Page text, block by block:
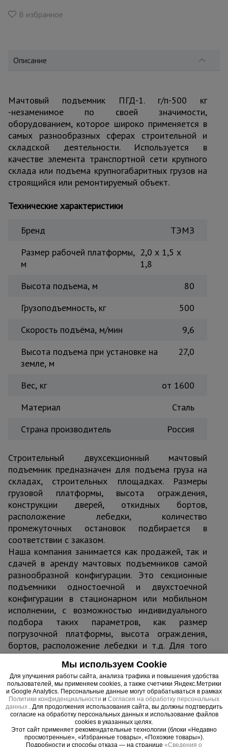
Тачки
строительные
и садовые
Лестницы
и
стремянки
Штукатурные
Сварочные
металлообработка
В избранное
Описание
Мачтовый подъемник ПГД-1. г/п-500 кг
-незаменимое по своей значимости,
оборудованием, которое широко применяется в
самых разнообразных сферах строительной и
складской деятельности. Используется в
качестве элемента транспортной сети крупного
склада или подъема крупногабаритных грузов на
строящийся или ремонтируемый объект.
Технические характеристики
Бренд
ТЭМЗ
Размер рабочей платформы,
м
2,0 х 1,5 х
1,8
Высота подъема, м
80
Грузоподъемность, кг
500
Скорость подъёма, м/мин
9,6
Высота подъема при установке на
земле, м
27,0
Вес, кг
от 1600
Материал
Сталь
Страна производитель
Россия
Строительный двухсекционный мачтовый
подъемник предназначен для подъема груза на
складах, строительных площадках. Размеры
грузовой платформы, высота ограждения,
конструкции дверей, откидных бортов,
расположение лебедки, количество
промежуточных остановок подбирается в
соответствии с заказом.
Наша компания занимается как продажей, так и
сдачей в аренду мачтовых подъемников самой
разнообразной конфигурации. Это секционные
подъемники одностоечной и двухстоечной
конфигурации в стационарном или мобильном
исполнении, с возможностью индивидуального
подбора таких параметров, как размер
погрузочной платформы, высота ограждения,
бортов, расположение лебедки и т.д. Для того
чтобы конкретный тип подъемника максимально
соответствовал вашим требованиям, мы
рекомендуем связаться с нами любым удобным
для вас способом. Наши специалисты окажут вам
профессиональную помощь по всем вопросам,
которые связаны с данным типом строительно-
складского оборудования.
Мы используем Cookie
Для улучшения работы сайта, анализа трафика и повышения удобства
пользователей, мы применяем cookies, а также счетчики Яндекс.Метрики
и Google Analytics. Персональные данные могут обрабатываться в рамках
Политики конфиденциальности и Согласия на обработку персональных
данных
. Для продолжения использования сайта, вы должны подтвердить
согласие на обработку персональных данных и использование файлов
cookies в указанных целях.
Этот сайт применяет рекомендательные технологии (блоки «Недавно
просмотренные», «Избранные товары», «Похожие товары»).
Подробности и способы отказа — на странице «Сведения о